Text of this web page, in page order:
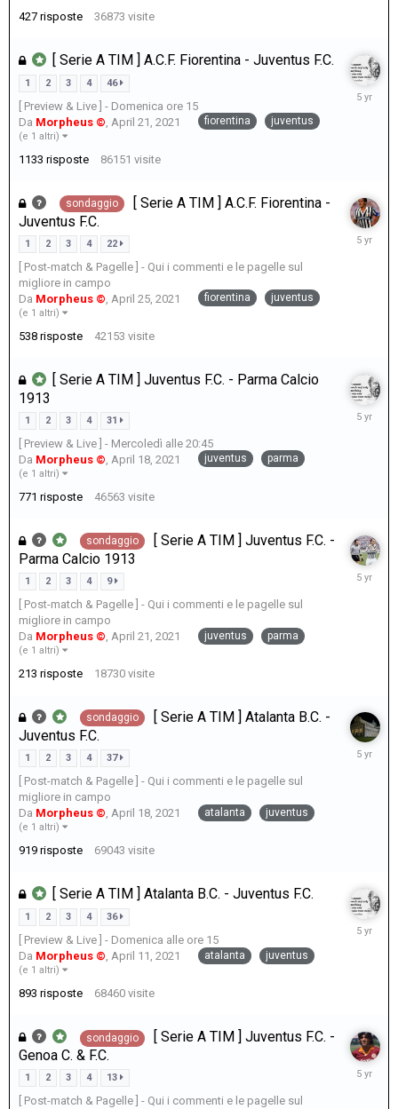
427 risposte 36873 visite
[ Serie A TIM ] A.C.F. Fiorentina - Juventus F.C.
1 2 3 4 46
[ Preview & Live ] - Domenica ore 15
Da Morpheus © April 21, 2021 fiorentina juventus
(e 1 altri)
1133 risposte 86151 visite
April
sondaggio
[ Serie A TIM ] A.C.F. Fiorentina -
Juventus F.C.
1 2 3 4 22
[ Post-match & Pagelle ] - Qui i commenti e le pagelle sul
migliore in campo
Da Morpheus © April 25, 2021 fiorentina juventus
(e 1 altri)
538 risposte 42153 visite
April
[ Serie A TIM ] Juventus F.C. - Parma Calcio
1913
1 2 3 4 31
[ Preview & Live ] - Mercoledì alle 20:45
Da Morpheus © April 18, 2021 juventus parma
(e 1 altri)
771 risposte 46563 visite
April
sondaggio
[ Serie A TIM ] Juventus F.C. -
Parma Calcio 1913
1 2 3 4 9
[ Post-match & Pagelle ] - Qui i commenti e le pagelle sul
migliore in campo
Da Morpheus ©, April 21, 2021 juventus parma
(e 1 altri)
213 risposte 18730 visite
April
sondaggio
[ Serie A TIM ] Atalanta B.C. -
Juventus F.C.
1 2 3 4 37
[ Post-match & Pagelle ] - Qui i commenti e le pagelle sul
migliore in campo
Da Morpheus ©, April 18, 2021 atalanta juventus
(e 1 altri)
919 risposte 69043 visite
April
[ Serie A TIM ] Atalanta B.C. - Juventus F.C.
1 2 3 4 36
[ Preview & Live ] - Domenica alle ore 15
Da Morpheus ©, April 11, 2021 atalanta juventus
(e 1 altri)
893 risposte 68460 visite
April
sondaggio
[ Serie A TIM ] Juventus F.C. -
Genoa C. & F.C.
1 2 3 4 13
[ Post-match & Pagelle ] - Qui i commenti e le pagelle sul
April